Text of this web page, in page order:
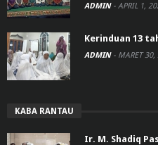
ADMIN - APRIL 1,
Kerinduan 13
ADMIN - MARET 30,
KABA RANTAU
Ir. M. Shadiq